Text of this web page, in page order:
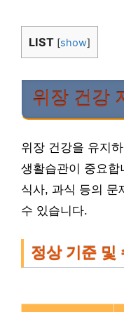
LIST [show]
위장 건강
위장 건강을 유지
생활습관이 중요
식사, 과식 등의 문
수 있습니다.
정상 기준 및